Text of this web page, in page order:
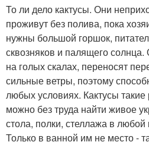
То ли дело кактусы. Они
проживут без полива, пока
нужны большой горшок,
сквозняков и палящего солнца.
на голых скалах, переносят
сильные ветры, поэтому
любых условиях. Кактусы
можно без труда найти живое
стола, полки, стеллажа в
Только в ванной им не место -